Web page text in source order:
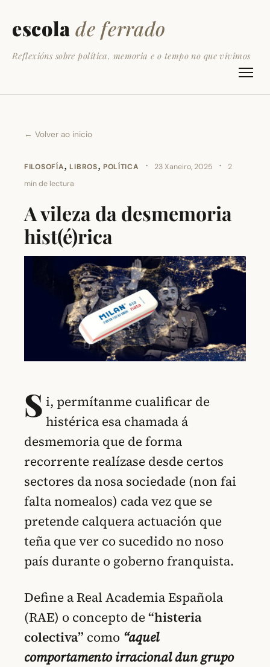
escola de ferrado
Reflexións sobre política, memoria e o tempo no que vivimos
← Volver ao inicio
FILOSOFÍA,LIBROS, POLÍTICA · 23 Xaneiro, 2025 ·
2
min de lectura
A vileza da desmemoria
hist(é)rica
S i, permítanme cualificar de
histérica esa chamada á
desmemoria que de forma
recorrente realízase desde certos
sectores da nosa sociedade (non fai
falta nomealos) cada vez que se
pretende calquera actuación que
teña que ver co sucedido no noso
país durante o goberno franquista.
Define a Real Academia Española
(RAE) o concepto de“histeria
colectiva” como “aquel
comportamento irracional dun grupo